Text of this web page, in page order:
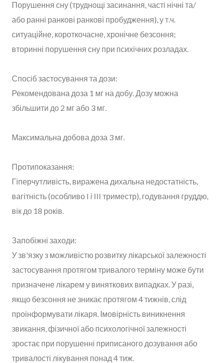
Порушення сну (труднощі засинання, часті нічні та/
або ранні ранкові ранкові пробудження), у т.ч.
ситуаційне, короткочасне, хронічне безсоння;
вторинні порушення сну при психічних розладах.
Спосіб застосування та дози:
Рекомендована доза 1 мг на добу. Дозу можна
збільшити до 2 мг або 3 мг.
Максимальна добова доза 3 мг.
Протипоказання:
Гіперчутливість, виражена дихальна недостатність,
вагітність (особливо I і III триместр), годування груддю,
вік до 18 років.
Запобіжні заходи:
У зв'язку з можливістю розвитку лікарської залежності
застосування протягом тривалого терміну може бути
призначене лікарем у виняткових випадках. У разі,
якщо безсоння не зникає протягом 4 тижнів, слід
проінформувати лікаря. Імовірність виникнення
звикання, фізичної або психологічної залежності
зростає при порушенні приписаного дозування або
тривалості лікування понад 4 тиж.